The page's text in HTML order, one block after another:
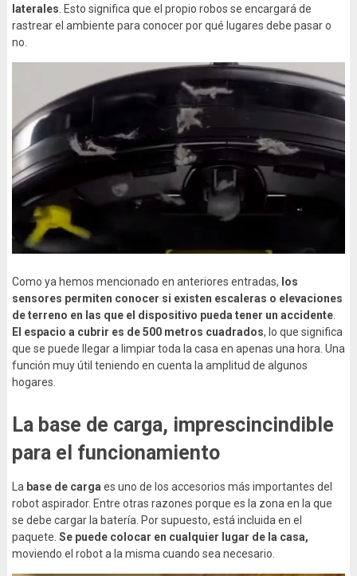
laterales . Esto significa que el propio robos se encargará de
rastrear el ambiente para conocer por qué lugares debe pasar o
no.
Como ya hemos mencionado en anteriores entradas, los
sensores permiten conocer si existen escaleras o elevaciones
de terreno en las que el dispositivo pueda tener un accidente.
El espacio a cubrir es de 500 metros cuadrados, lo que significa
que se puede llegar a limpiar toda la casa en apenas una hora. Una
función muy útil teniendo en cuenta la amplitud de algunos
hogares.
La base de carga, imprescincindible
para el funcionamiento
La base de carga es uno de los accesorios más importantes del
robot aspirador. Entre otras razones porque es la zona en la que
se debe cargar la batería. Por supuesto, está incluida en el
paquete. Se puede colocar en cualquier lugar de la casa,
moviendo el robot a la misma cuando sea necesario.